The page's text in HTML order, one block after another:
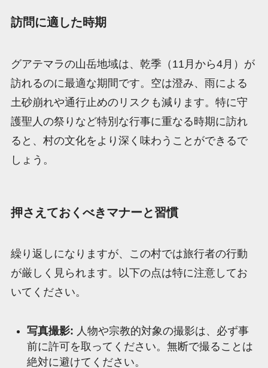
訪問に適した時期
グアテマラの山岳地域は、乾季（11月から4月）が
訪れるのに最適な期間です。空は澄み、雨による
土砂崩れや通行止めのリスクも減ります。特に守
護聖人の祭りなど特別な行事に重なる時期に訪れ
ると、村の文化をより深く味わうことができるで
しょう。
押さえておくべきマナーと習慣
繰り返しになりますが、この村では旅行者の行動
が厳しく見られます。以下の点は特に注意してお
いてください。
写真撮影: 人物や宗教的対象の撮影は、必ず事
前に許可を取ってください。無断で撮ることは
絶対に避けてください。